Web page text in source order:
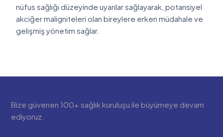
nüfus sağlığı düzeyinde uyarılar sağlayarak, potansiyel
akciğer maligniteleri olan bireylere erken müdahale ve
gelişmiş yönetim sağlar.
Bize güvenen 100+ sağlık kuruluşu ile büyümeye devam
ediyoruz.